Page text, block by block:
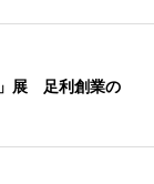
展 足利創業の